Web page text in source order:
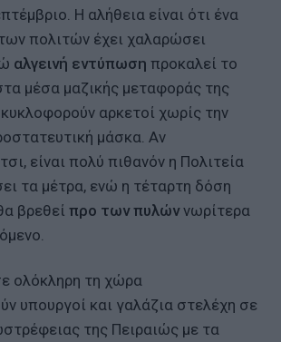
Η αλήθεια είναι ότι ένα
πολιτών έχει χαλαρώσει
αλγεινή εντύπωση προκαλεί το
μέσα μαζικής μεταφοράς της
αρκετοί χωρίς την
μάσκα. Αν
είναι πολύ πιθανόν η Πολιτεία
τα μέτρα, ενώ η τέταρτη δόση
βρεθεί προ των πυλώννωρίτερα
ολόκληρη τη χώρα
υπουργοί και γαλάζια στελέχη σε
της Πειραιώς με τα